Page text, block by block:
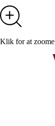
Klik for at zoome